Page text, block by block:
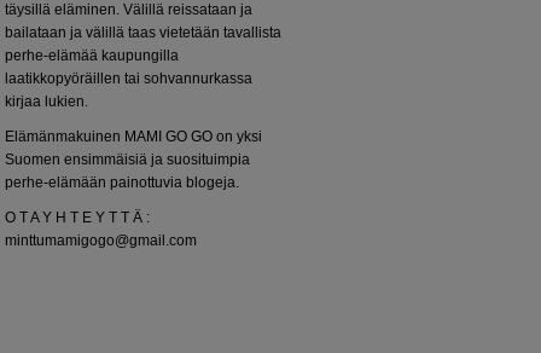
täysillä eläminen. Välillä reissataan ja
bailataan ja välillä taas vietetään tavallista
perhe-elämää kaupungilla
laatikkopyöräillen tai sohvannurkassa
kirjaa lukien.
Elämänmakuinen MAMI GO GO on yksi
Suomen ensimmäisiä ja suosituimpia
perhe-elämään painottuvia blogeja.
O T A Y H T E Y T T Ä :
minttumamigogo@gmail.com